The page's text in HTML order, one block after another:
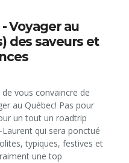
- Voyager au
des saveurs et
de vous convaincre de
au Québec! Pas pour
un tout un roadtrip
qui sera ponctué
typiques, festives et
une top